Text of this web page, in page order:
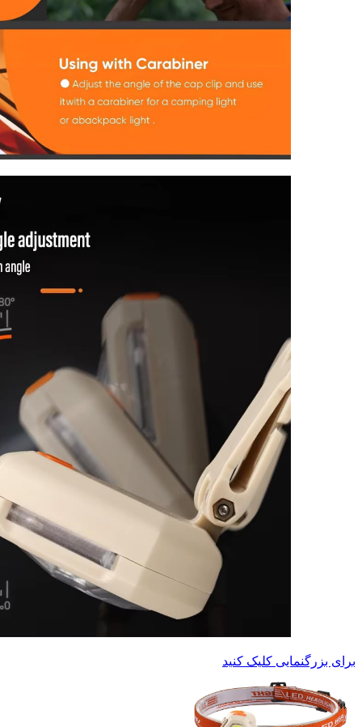
برای بزرگنمایی کلیک کنید